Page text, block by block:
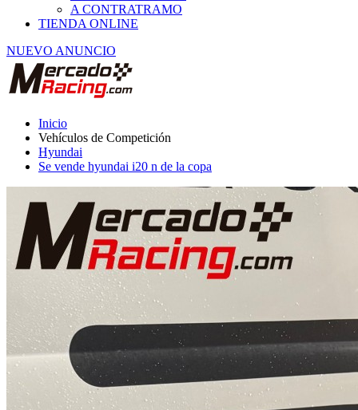
A CONTRATRAMO
TIENDA ONLINE
NUEVO ANUNCIO
Inicio
Vehículos de Competición
Hyundai
Se vende hyundai i20 n de la copa